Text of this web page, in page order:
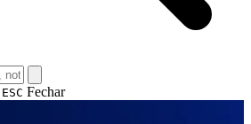
ESC Fechar